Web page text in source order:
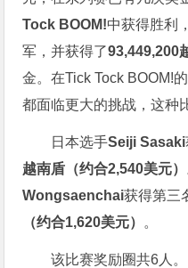
Tock BOOM!中获得胜利
军，并获得了93,449,200
金。在Tick Tock BOOM!
都面临更大的挑战，这种
日本选手Seiji Sasaki
越南盾（约合2,540美元）
Wongsaenchai获得第三
（约合1,620美元） 。
该比赛奖励圈共6人。